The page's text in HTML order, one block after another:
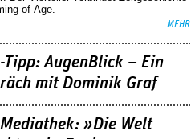
of-Age.
MEHR
Tipp: AugenBlick – Ein
mit Dominik Graf
»Die Welt